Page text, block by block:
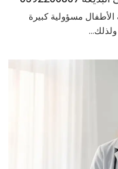
مسؤولية كبيرة